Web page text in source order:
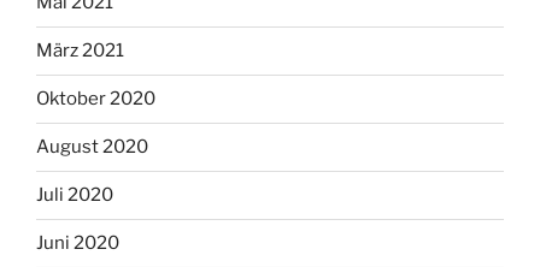
März 2021
Oktober 2020
August 2020
Juli 2020
Juni 2020